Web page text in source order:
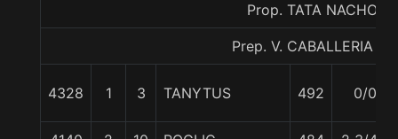
Prop. TATA NACHO
Prep. V. CABALLERIA C.
4328 1 3 TANYTUS 492 0/0